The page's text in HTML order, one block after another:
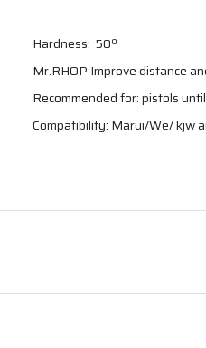
Hardness: 50º
Mr.RHOP Improve distance
Recommended for: pistols
Compatibility: Marui/We/ kjw